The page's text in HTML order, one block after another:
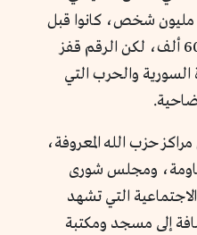
مليون شخص، كانوا قبل
10 سنوات لا يزيدون على 600 ألف، لكن الرقم قفز
السورية والحرب التي
حزب الله المعروفة،
ومجلس شورى
التي تشهد
إلى مسجد ومكتبة